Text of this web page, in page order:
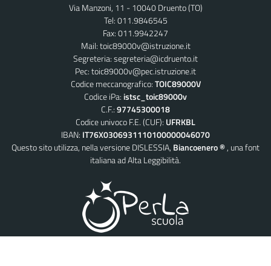
Via Manzoni, 11 - 10040 Druento (TO)
Tel: 011.9846545
Fax: 011.9942247
Mail:toic89000v@istruzione.it
Segreteria:segreteria@icdruento.it
Pec:toic89000v@pec.istruzione.it
Codice meccanografico:TOIC89000V
Codice iPa: istsc_toic89000v
C.F.:97745300018
Codice univoco F.E. (CUF): UFRKBL
IBAN: IT76X0306931110100000046070
Questo sito utilizza, nella versione DISLESSIA, Biancoenero ®, una font
italiana ad Alta Leggibilità.